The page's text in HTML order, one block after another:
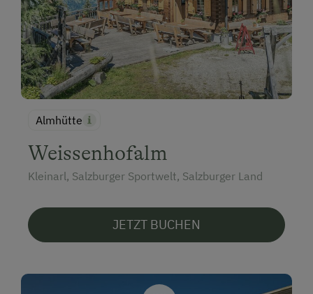
Almhütte
Weissenhofalm
Kleinarl, Salzburger Sportwelt, Salzburger Land
JETZT BUCHEN